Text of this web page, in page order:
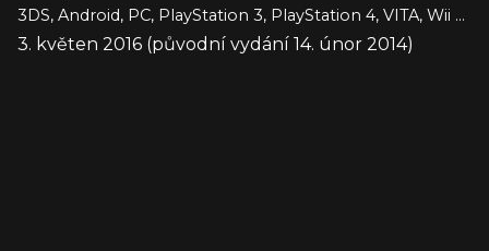
3DS, Android, PC, PlayStation 3, PlayStation 4, VITA, Wii U, Xbox 360, Xbox One, iOS
3. květen 2016 (původní vydání 14. únor 2014)